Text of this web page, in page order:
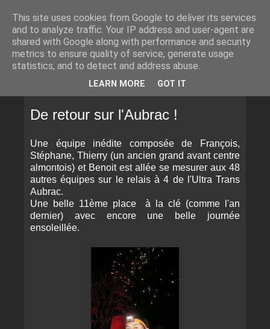
De retour sur l'Aubrac !
Une équipe inédite composée de François,
Stéphane, Thierry (un ancien grand avant centre
almontois) et Benoit est allée se mesurer aux 48
autres équipes sur le relais à 4 de l'Ultra Trans
Aubrac.
Une belle 11ème place à la clé (comme l'an
dernier) avec encore une belle journée
ensoleillée.
This site uses cookies from Google to deliver its services
and to analyze traffic. Your IP address and user-agent are
shared with Google along with performance and security
metrics to ensure quality of service, generate usage
statistics, and to detect and address abuse.
LEARN MORE GOT IT